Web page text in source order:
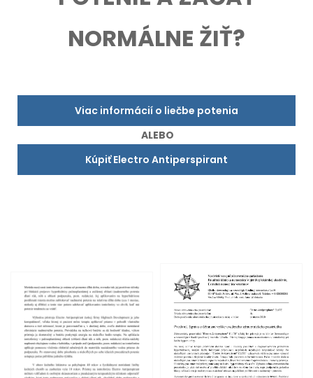
NORMÁLNE ŽIŤ?
Viac informácií o liečbe potenia
ALEBO
Kúpiť Electro Antiperspirant